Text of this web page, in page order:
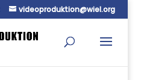
videoproduktion@wiel.org